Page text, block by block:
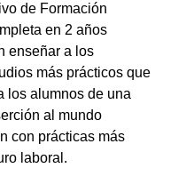
de Formación
en 2 años
enseñar a los
más prácticos que
los alumnos de una
al mundo
con prácticas más
laboral.